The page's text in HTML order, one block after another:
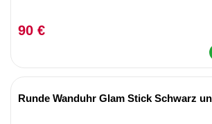
90 €
Runde Wanduhr Glam Stick Schwarz